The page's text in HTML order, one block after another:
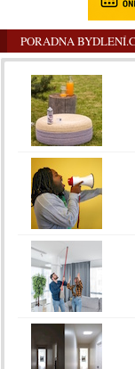
PORADNA